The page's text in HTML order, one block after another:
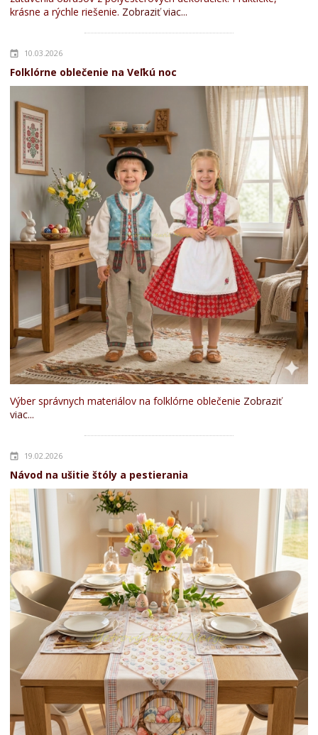
krásne a rýchle riešenie. Zobraziť viac...
10.03.2026
Folklórne oblečenie na Veľkú noc
Výber správnych materiálov na folklórne oblečenie Zobraziť
viac...
19.02.2026
Návod na ušitie štóly a pestierania